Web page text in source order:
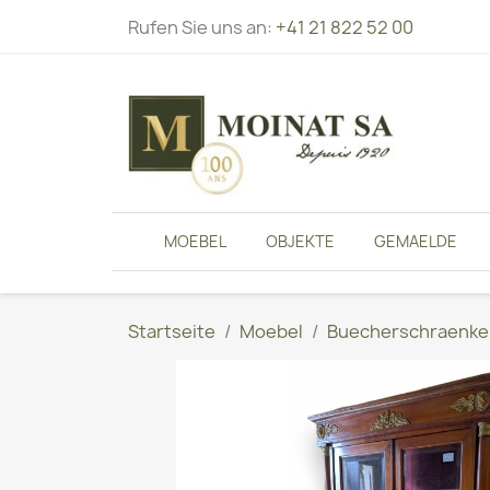
Rufen Sie uns an: +41 21 822 52 00
MOEBEL OBJEKTE GEMAELDE
Startseite Moebel